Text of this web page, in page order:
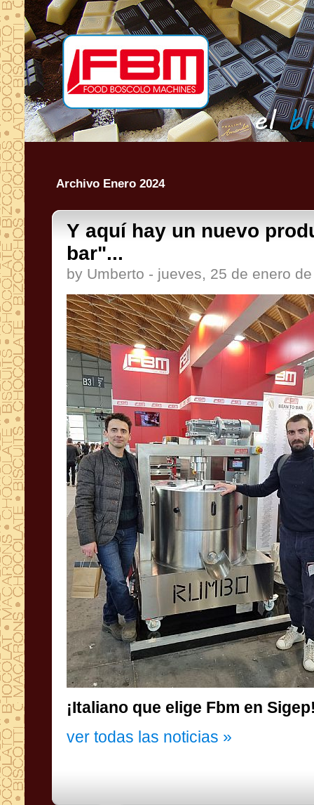
Archivo Enero 2024
Y aquí hay un nuevo
bar"...
by Umberto - jueves, 25 de enero
¡Italiano que elige Fbm en
ver todas las noticias »